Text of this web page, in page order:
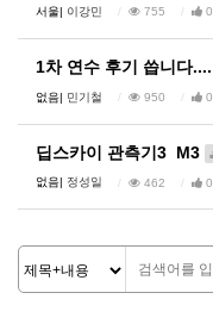
서울| 이강민 755 0
1차 연수 후기 씁니다....
없음| 민기철 950 0
딥스카이 관측기3 M3
없음| 정성일 462 0